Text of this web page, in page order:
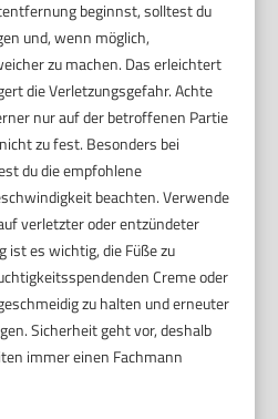
beginnst, solltest du
und, wenn möglich,
zu machen. Das erleichtert
die Verletzungsgefahr. Achte
nur auf der betroffenen Partie
zu fest. Besonders bei
du die empfohlene
beachten. Verwende
verletzter oder entzündeter
ist es wichtig, die Füße zu
Creme oder
zu halten und erneuter
Sicherheit geht vor, deshalb
immer einen Fachmann